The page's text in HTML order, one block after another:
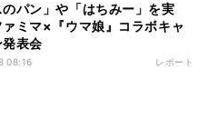
のパン」や「はちみー」を実
ミマ×『ウマ娘』コラボキャ
表会
08:16 レポート